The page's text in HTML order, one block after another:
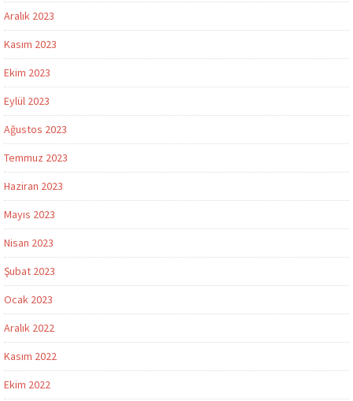
Aralık 2023
Kasım 2023
Ekim 2023
Eylül 2023
Ağustos 2023
Temmuz 2023
Haziran 2023
Mayıs 2023
Nisan 2023
Şubat 2023
Ocak 2023
Aralık 2022
Kasım 2022
Ekim 2022